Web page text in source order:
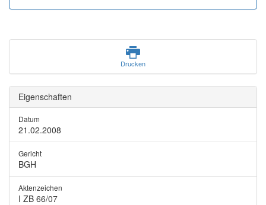
Drucken
Eigenschaften
Datum
21.02.2008
Gericht
BGH
Aktenzeichen
I ZB 66/07